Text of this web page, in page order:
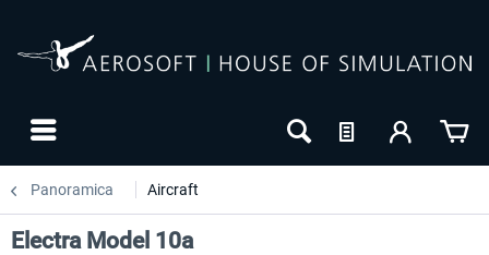
Panoramica Aircraft
Electra Model 10a